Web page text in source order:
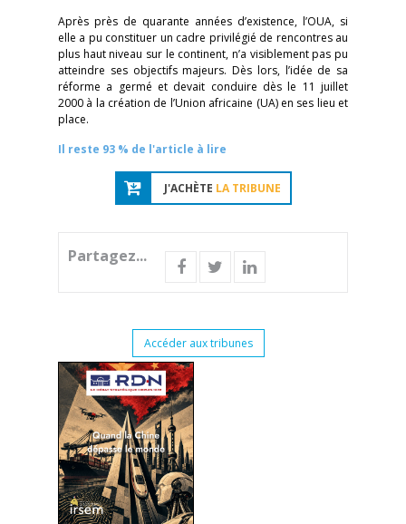
Après près de quarante années d’existence, l’OUA, si
elle a pu constituer un cadre privilégié de rencontres au
plus haut niveau sur le continent, n’a visiblement pas pu
atteindre ses objectifs majeurs. Dès lors, l’idée de sa
réforme a germé et devait conduire dès le 11 juillet
2000 à la création de l’Union africaine (UA) en ses lieu et
place.
Il reste 93 % de l'article à lire
J'ACHÈTE LA TRIBUNE
Partagez...
Accéder aux tribunes